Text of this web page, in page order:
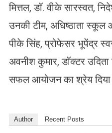
मित्तल, डॉ. वीके सारस्वत,
उनकी टीम, अधिष्ठाता
पीके सिंह, प्रोफेसर भूपेंद्र
अवनीश कुमार, डॉक्टर उदिता
सफल आयोजन का श्रेय
Author Recent Posts